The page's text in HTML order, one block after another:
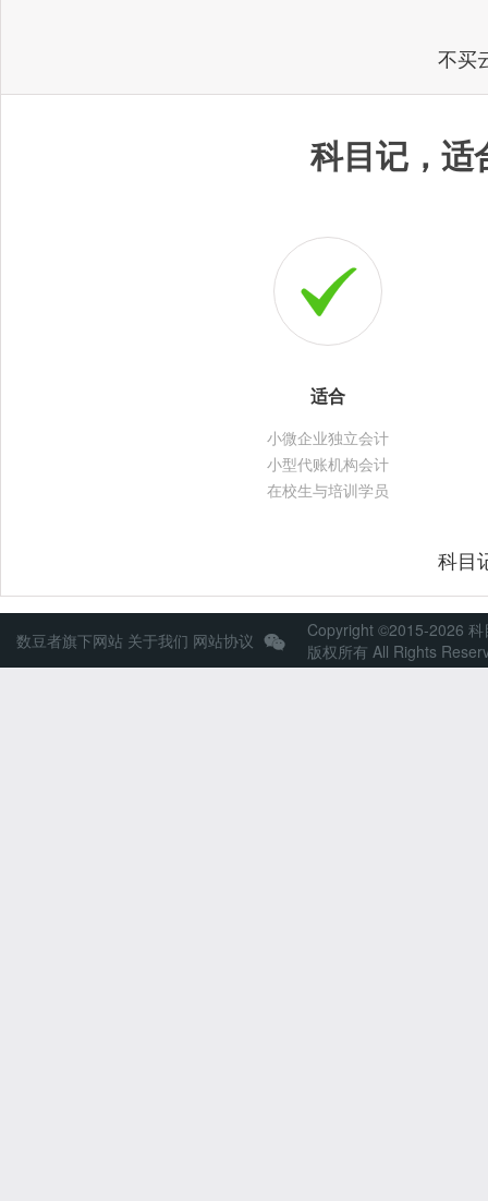
不买
科目记，适
适合
小微企业独立会计
小型代账机构会计
在校生与培训学员
科目
数豆者旗下网站 关于我们 网站协议
Copyright ©2015-2026
版权所有 All Rights